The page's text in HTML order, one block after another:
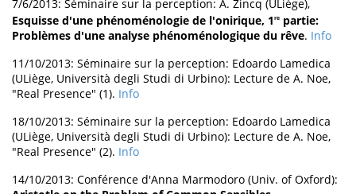
7/6/2013: Séminaire sur la perception: A. Zincq (ULiège),
Esquisse d'une phénoménologie de l'onirique, 1 re partie:
Problèmes d'une analyse phénoménologique du rêve. Info
11/10/2013: Séminaire sur la perception: Edoardo Lamedica
(ULiège, Università degli Studi di Urbino): Lecture de A. Noe,
"Real Presence" (1). Info
18/10/2013: Séminaire sur la perception: Edoardo Lamedica
(ULiège, Università degli Studi di Urbino): Lecture de A. Noe,
"Real Presence" (2). Info
14/10/2013: Conférence d'Anna Marmodoro (Univ. of Oxford):